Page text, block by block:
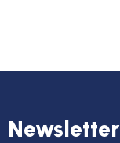
Newsletter